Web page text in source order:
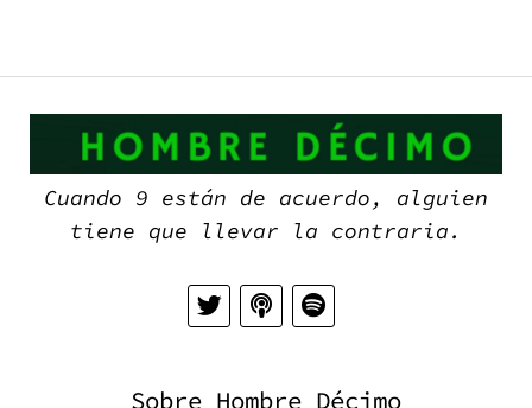
Cuando 9 están de acuerdo, alguien
tiene que llevar la contraria.
Sobre Hombre Décimo